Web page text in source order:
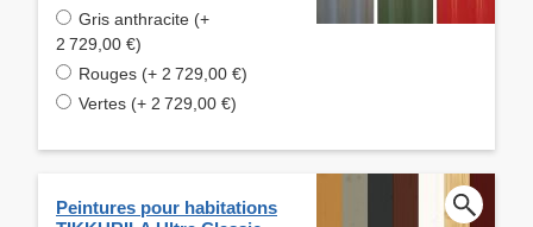
Gris anthracite (+
2 729,00 €)
Rouges (+ 2 729,00 €)
Vertes (+ 2 729,00 €)
Peintures pour habitations